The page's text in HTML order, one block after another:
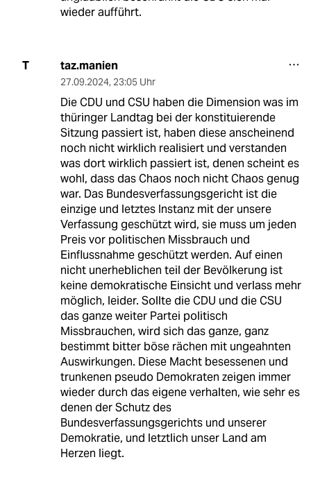
wieder aufführt.
T taz.manien
27.09.2024, 23:05 Uhr
Die CDU und CSU haben die Dimension was im
thüringer Landtag bei der konstituierende
Sitzung passiert ist, haben diese anscheinend
noch nicht wirklich realisiert und verstanden
was dort wirklich passiert ist, denen scheint es
wohl, dass das Chaos noch nicht Chaos genug
war. Das Bundesverfassungsgericht ist die
einzige und letztes Instanz mit der unsere
Verfassung geschützt wird, sie muss um jeden
Preis vor politischen Missbrauch und
Einflussnahme geschützt werden. Auf einen
nicht unerheblichen teil der Bevölkerung ist
keine demokratische Einsicht und verlass mehr
möglich, leider. Sollte die CDU und die CSU
das ganze weiter Partei politisch
Missbrauchen, wird sich das ganze, ganz
bestimmt bitter böse rächen mit ungeahnten
Auswirkungen. Diese Macht besessenen und
trunkenen pseudo Demokraten zeigen immer
wieder durch das eigene verhalten, wie sehr es
denen der Schutz des
Bundesverfassungsgerichts und unserer
Demokratie, und letztlich unser Land am
Herzen liegt.